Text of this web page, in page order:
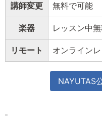
講師変更 無料で可能
楽器 レッスン中
リモート オンライン
NAYUTAS